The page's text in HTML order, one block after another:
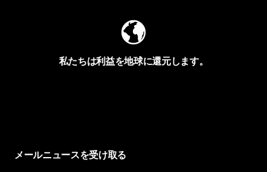
私たちは利益を地球に還元します。
メールニュースを受け取る